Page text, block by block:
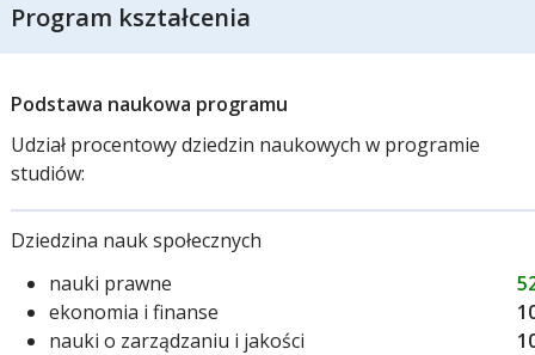
Program kształcenia
Podstawa naukowa programu
Udział procentowy dziedzin naukowych w programie
studiów:
Dziedzina nauk społecznych
nauki prawne
ekonomia i finanse
nauki o zarządzaniu i jakości